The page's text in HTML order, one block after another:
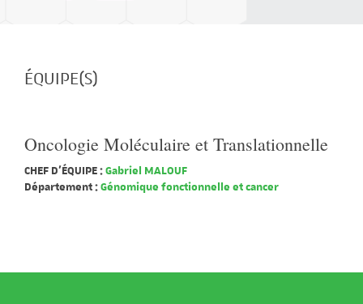
ÉQUIPE(S)
Oncologie Moléculaire et Translationnelle
CHEF D'ÉQUIPE :Gabriel MALOUF
Département :Génomique fonctionnelle et cancer